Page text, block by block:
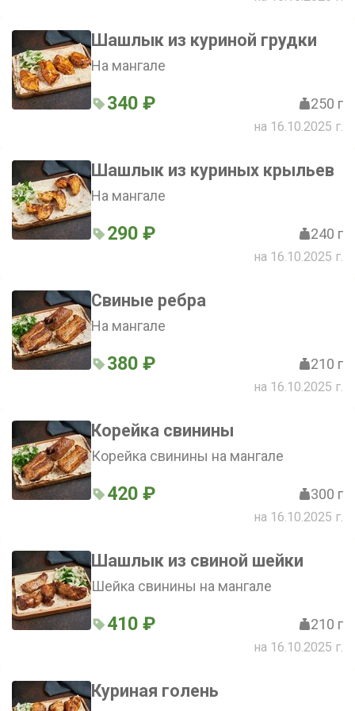
Шашлык из куриной грудки
На мангале
340 ₽ 250 г
на 16.10.2025 г.
Шашлык из куриных крыльев
На мангале
290 ₽ 240 г
на 16.10.2025 г.
Свиные ребра
На мангале
380 ₽ 210 г
на 16.10.2025 г.
Корейка свинины
Корейка свинины на мангале
420 ₽ 300 г
на 16.10.2025 г.
Шашлык из cвинoй шейки
Шейка свинины на мангале
410 ₽ 210 г
на 16.10.2025 г.
Куриная голень